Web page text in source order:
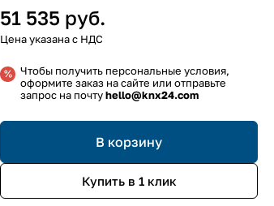
51 535 руб.
Чтобы получить персональные условия,
оформите заказ на сайте или отправьте
запрос на почтуhello@knx24.com
В корзину
Купить в 1 клик